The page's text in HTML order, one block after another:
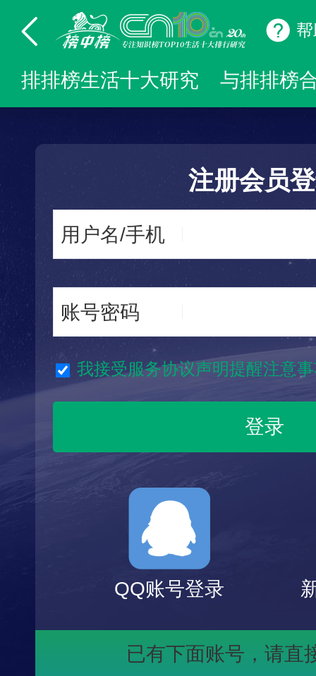
排排榜生活十大研究 与排排榜
注册会员
用户名/手机
账号密码
我接受服务协议声明提醒注意
QQ账号登录
已有下面账号， 请直